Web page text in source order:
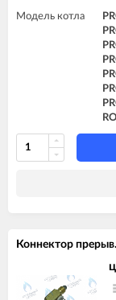
Модель котла
Коннектор